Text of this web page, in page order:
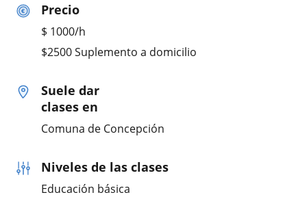
Precio
$ 1000/h
$2500 Suplemento a domicilio
Suele dar
clases en
Comuna de Concepción
Niveles de las clases
Educación básica